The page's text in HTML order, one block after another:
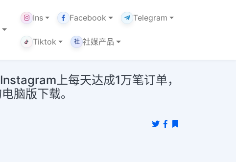
Ins Facebook Telegram
Tiktok 社 社媒产品
上每天达成1万笔订单，
脑版下载。